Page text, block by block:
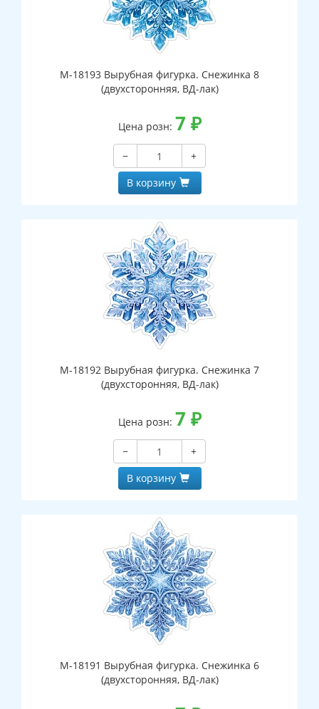
М-18193 Вырубная фигурка. Снежинка 8
(двухсторонняя, ВД-лак)
Цена розн: 7 ₽
−
+
В корзину
М-18192 Вырубная фигурка. Снежинка 7
(двухсторонняя, ВД-лак)
Цена розн: 7 ₽
−
+
В корзину
М-18191 Вырубная фигурка. Снежинка 6
(двухсторонняя, ВД-лак)